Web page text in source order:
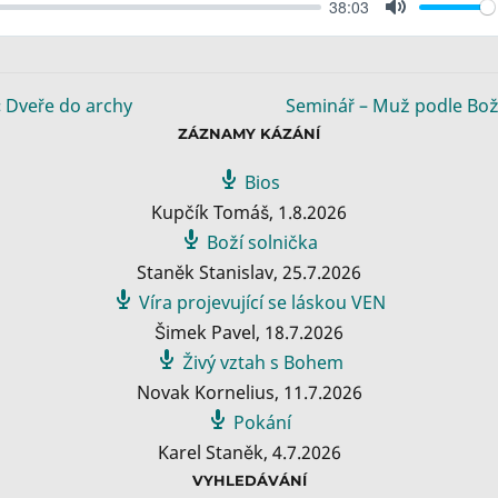
38:03
M
u
e
Dveře do archy Seminář – Muž podle
ZÁZNAMY KÁZÁNÍ
Bios
Kupčík Tomáš, 1.8.2026
Boží solnička
Staněk Stanislav, 25.7.2026
Víra projevující se láskou VEN
Šimek Pavel, 18.7.2026
Živý vztah s Bohem
Novak Kornelius, 11.7.2026
Pokání
Karel Staněk, 4.7.2026
VYHLEDÁVÁNÍ